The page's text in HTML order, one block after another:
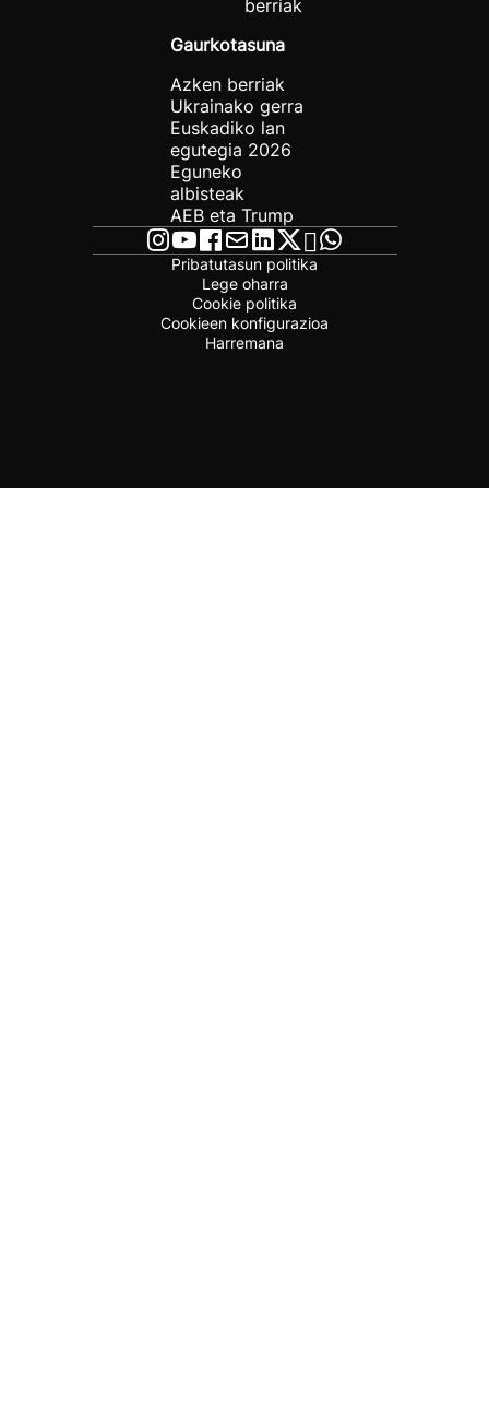
berriak
Gaurkotasuna
Azken berriak
Ukrainako gerra
Euskadiko lan
egutegia 2026
Eguneko
albisteak
AEB eta Trump
Pribatutasun politika
Lege oharra
Cookie politika
Cookieen konfigurazioa
Harremana